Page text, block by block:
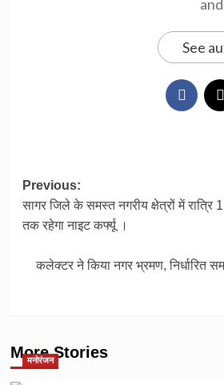
See
Post
navigation
Previous:
सागर जिले के समस्त नगरीय क्षेत्रों में रात्रि
तक रहेगा नाइट कर्फ्यू ।
कलेक्टर ने किया नगर भ्रमण, निर्धारित
More Stories
मनोरंजन